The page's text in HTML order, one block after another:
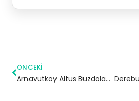
ÖNCEKI
Arnavutköy Altus Buzdolabı Servisi